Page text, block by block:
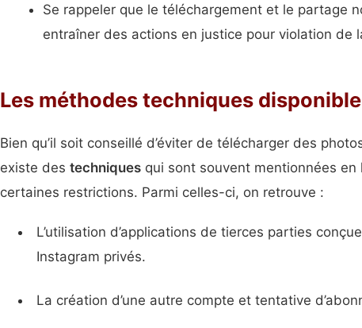
Se rappeler que le téléchargement et le partage
entraîner des actions en justice pour violation de
Les méthodes techniques
Bien qu’il soit conseillé d’éviter de télécharger des
existe des techniques qui sont souvent mentionnées
certaines restrictions. Parmi celles-ci, on retrouve :
L’utilisation d’applications de tierces parties
Instagram privés.
La création d’une autre compte et tentative